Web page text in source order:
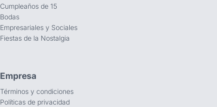
Cumpleaños de 15
Bodas
Empresariales y Sociales
Fiestas de la Nostalgia
Empresa
Términos y condiciones
Políticas de privacidad